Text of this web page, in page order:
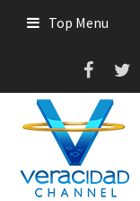
Top Menu